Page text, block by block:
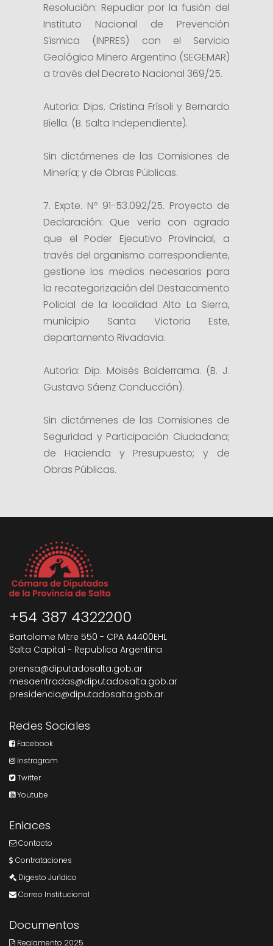
Resolución: Repudiar por la fusión del
Instituto Nacional de Prevención
Sísmica (INPRES) con el Servicio
Geológico Minero Argentino (SEGEMAR)
a través del Decreto Nacional 369/25.
Autoría: Dips. Cristina Frísoli y Bernardo
Biella. (B. Salta Independiente).
Sin dictámenes de las Comisiones de
Minería; y de Obras Públicas.
7. Expte. Nº 91-53.092/25. Proyecto de
Declaración: Que vería con agrado
que el Poder Ejecutivo Provincial, a
través del organismo correspondiente,
gestione los medios necesarios para
la recategorización del Destacamento
Policial de la localidad Alto La Sierra,
municipio Santa Victoria Este,
departamento Rivadavia.
Autoría: Dip. Moisés Balderrama. (B. J.
Gustavo Sáenz Conducción).
Sin dictámenes de las Comisiones de
Seguridad y Participación Ciudadana;
de Hacienda y Presupuesto; y de
Obras Públicas.
+54 387 4322200
Bartolome Mitre 550 - CPA A4400EHL
Salta Capital - Republica Argentina
prensa@diputadosalta.gob.ar
mesaentradas@diputadosalta.gob.ar
presidencia@diputadosalta.gob.ar
Redes Sociales
Facebook
Instragram
Twitter
Youtube
Enlaces
Contacto
Contrataciones
Digesto Jurídico
Correo Institucional
Documentos
Reglamento 2025